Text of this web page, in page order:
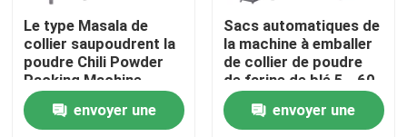
A propos de nous
Contacts
Le type Masala de
collier saupoudrent la
poudre Chili Powder
Packing Machine
Automatic d'épice
envoyer une
Sacs automatiques de
la machine à emballer
de collier de poudre
de farine de blé 5 - 60
minimum
envoyer une